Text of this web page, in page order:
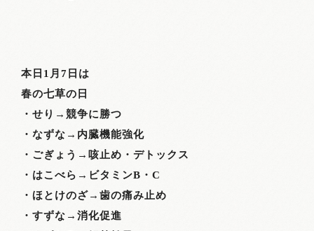
本日 1 月 7 日は
春の七草の日
・せり→競争に勝つ
・なずな→内臓機能強化
・ごぎょう→咳止め・デトックス
・はこべら→ビタミンB ・ C
・ほとけのざ→歯の痛み止め
・すずな→消化促進